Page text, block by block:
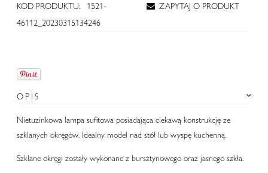
KOD PRODUKTU:
1521-
46112_20230315134246
ZAPYTAJ O PRODUKT
OPIS
Nietuzinkowa lampa sufitowa posiadająca ciekawą konstrukcję ze
szklanych okręgów. Idealny model nad stół lub wyspę kuchenną.
Szklane okręgi zostały wykonane z bursztynowego oraz jasnego szkła.